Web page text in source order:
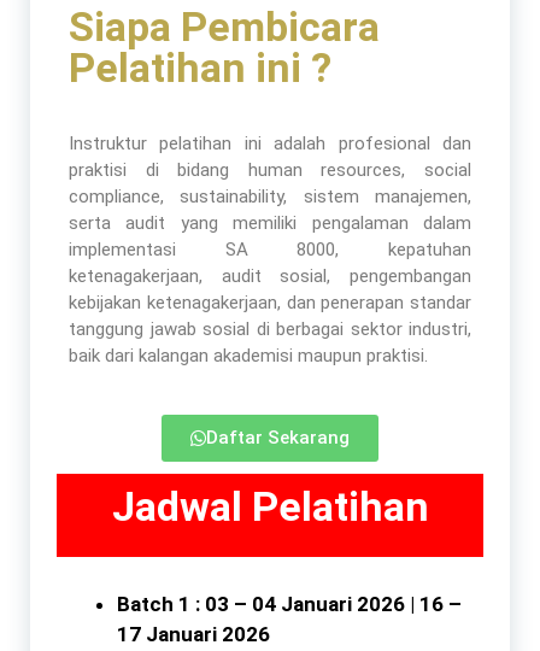
Siapa Pembicara
Pelatihan ini ?
Instruktur pelatihan ini adalah profesional dan
praktisi di bidang human resources, social
compliance, sustainability, sistem manajemen,
serta audit yang memiliki pengalaman dalam
implementasi SA 8000, kepatuhan
ketenagakerjaan, audit sosial, pengembangan
kebijakan ketenagakerjaan, dan penerapan standar
tanggung jawab sosial di berbagai sektor industri,
baik dari kalangan akademisi maupun praktisi.
Daftar Sekarang
Jadwal Pelatihan
Batch 1 : 03 – 04 Januari 2026 | 16 –
17 Januari 2026